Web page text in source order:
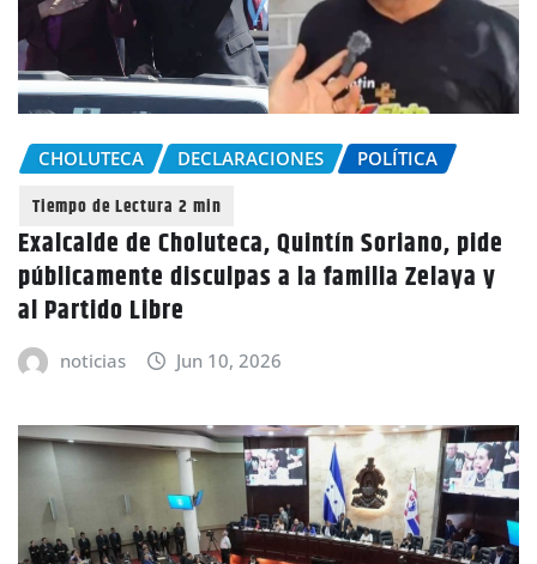
CHOLUTECA DECLARACIONES POLÍTICA
Exalcalde de Choluteca, Quintín Soriano, pide
públicamente disculpas a la familia Zelaya y
al Partido Libre
noticias Jun 10, 2026